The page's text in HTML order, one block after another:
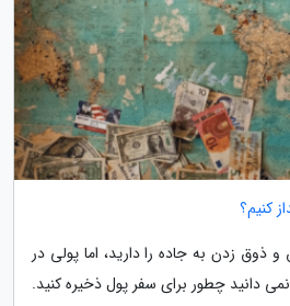
کنیم؟
ذوق زدن به جاده را دارید، اما پولی در
دانید چطور برای سفر پول ذخیره کنید.